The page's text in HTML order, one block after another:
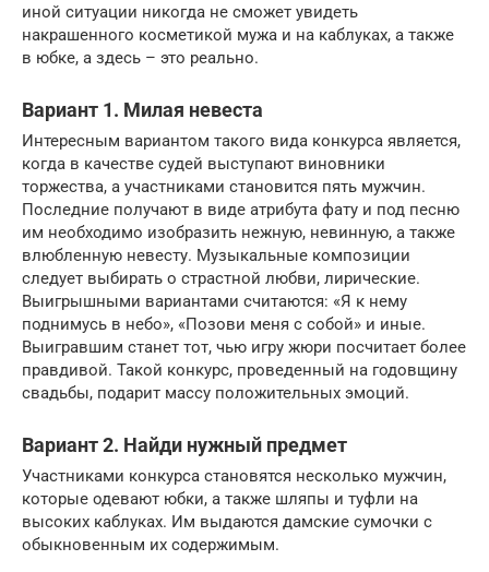
иной ситуации никогда не сможет увидеть
накрашенного косметикой мужа и на каблуках, а также
в юбке, а здесь – это реально.
Вариант 1. Милая невеста
Интересным вариантом такого вида конкурса является,
когда в качестве судей выступают виновники
торжества, а участниками становится пять мужчин.
Последние получают в виде атрибута фату и под песню
им необходимо изобразить нежную, невинную, а также
влюбленную невесту. Музыкальные композиции
следует выбирать о страстной любви, лирические.
Выигрышными вариантами считаются: «Я к нему
поднимусь в небо», «Позови меня с собой» и иные.
Выигравшим станет тот, чью игру жюри посчитает более
правдивой. Такой конкурс, проведенный на годовщину
свадьбы, подарит массу положительных эмоций.
Вариант 2. Найди нужный предмет
Участниками конкурса становятся несколько мужчин,
которые одевают юбки, а также шляпы и туфли на
высоких каблуках. Им выдаются дамские сумочки с
обыкновенным их содержимым.